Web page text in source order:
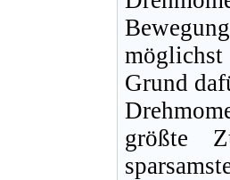
möglichst
Grund
größte